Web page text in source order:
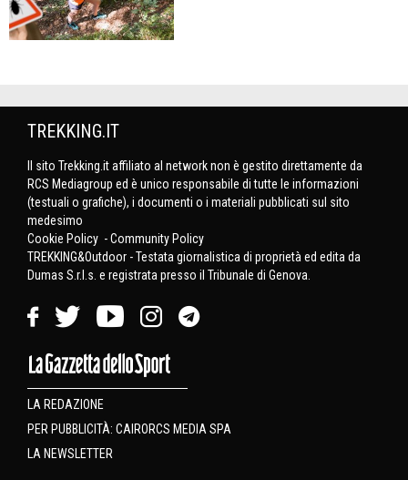
TREKKING.IT
Il sito Trekking.it affiliato al network non è gestito direttamente da
RCS Mediagroup ed è unico responsabile di tutte le informazioni
(testuali o grafiche), i documenti o i materiali pubblicati sul sito
medesimo
Cookie Policy -Community Policy
TREKKING&Outdoor - Testata giornalistica di proprietà ed edita da
Dumas S.r.l.s. e registrata presso il Tribunale di Genova.
LA REDAZIONE
PER PUBBLICITÀ: CAIRORCS MEDIA SPA
LA NEWSLETTER